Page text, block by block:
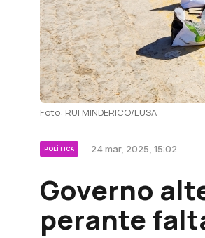
Foto: RUI MINDERICO/LUSA
POLÍTICA 24 mar, 2025, 15:02
Governo
perante